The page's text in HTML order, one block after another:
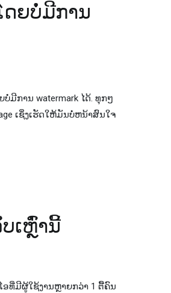
ດຍບໍ່ມີການ
ມີການ watermark ໄດ້. ທຸກໆ
ເຊິ່ງເຮັດໃຫ້ມັນບໍ່ຫນ້າສົນໃຈ
ເຫຼົ່ານີ້
ອທີ່ມີຜູ້ໃຊ້ງານຫຼາຍກວ່າ 1 ຕື້ຄົນ